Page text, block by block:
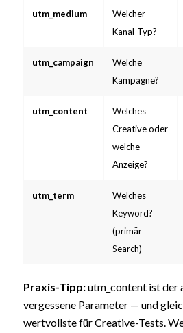
utm_medium
Welcher
Kanal-Typ?
utm_campaign
Welche
Kampagne?
utm_content
Welches
Creative oder
welche
Anzeige?
utm_term
Welches
Keyword?
(primär
Search)
Praxis-Tipp:utm_content ist der
vergessene Parameter — und
wertvollste für Creative-Tests.